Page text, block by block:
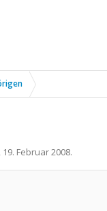
, 19. Februar 2008.